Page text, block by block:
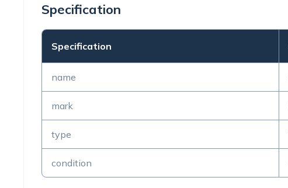
Specification
Specification
name
mark
type
condition